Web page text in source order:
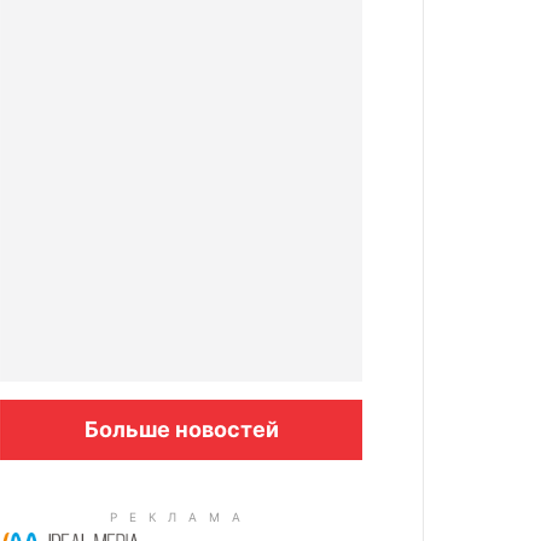
Больше новостей